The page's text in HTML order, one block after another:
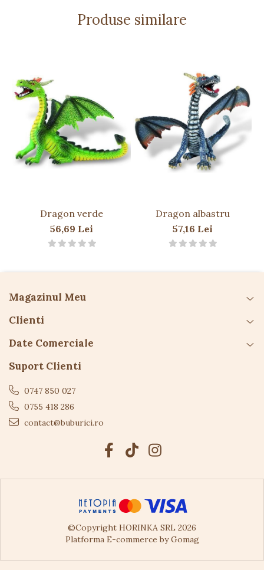
micile iubitoare de povești
Prințesa Lillifeeșiunicornul
Rosalie
Detalii pictate manual pentru un aspect realist
și fermecător
Material plastic sigur,
fără PVC
Dimensiuni ideale pentru a fi ușor de manevrat
de către copii
Detalii tehnice
Înălțime prințesă:
Material:plastic fără PVC, pictat manual
Vârsta recomandată:
Atenționări
A se folosi sub supravegherea unui adult
3 ani
Produse similare
Dragon verde
56,69 Lei
Dragon albastru
57,16 Lei
Magazinul Meu
Clienti
Date Comerciale
Suport Clienti
0747 850 027
0755 418 286
contact@buburici.ro
©Copyright HORINKA SRL 2026
Platforma E-commerce by Gomag